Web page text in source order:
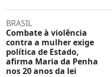
BRASIL
Combate à violência
contra a mulher exige
política de Estado,
afirma Maria da Penha
nos 20 anos da lei